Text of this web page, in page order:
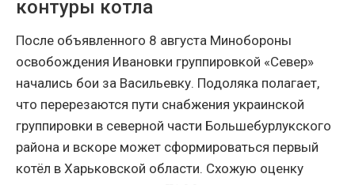
контуры котла
После объявленного 8 августа Минобороны
освобождения Ивановки группировкой «Север»
начались бои за Васильевку. Подоляка полагает,
что перерезаются пути снабжения украинской
группировки в северной части Большебурлукского
района и вскоре может сформироваться первый
котёл в Харьковской области. Схожую оценку